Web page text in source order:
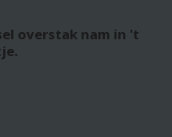
overstak nam in 't